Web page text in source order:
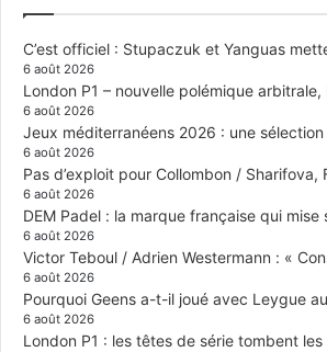
C’est officiel : Stupaczuk et Yanguas
6 août 2026
London P1 – nouvelle polémique
6 août 2026
Jeux méditerranéens 2026 : une
6 août 2026
Pas d’exploit pour Collombon /
6 août 2026
DEM Padel : la marque française qui
6 août 2026
Victor Teboul / Adrien Westermann : «
6 août 2026
Pourquoi Geens a-t-il joué avec Leygue
6 août 2026
London P1 : les têtes de série tombent